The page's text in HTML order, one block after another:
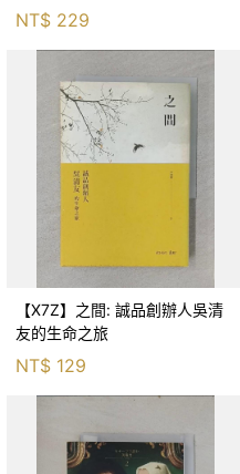
大藝術家的日本足跡_原田舞葉,
劉子倩
NT$ 229
【X7Z】之間: 誠品創辦人吳清
友的生命之旅
NT$ 129